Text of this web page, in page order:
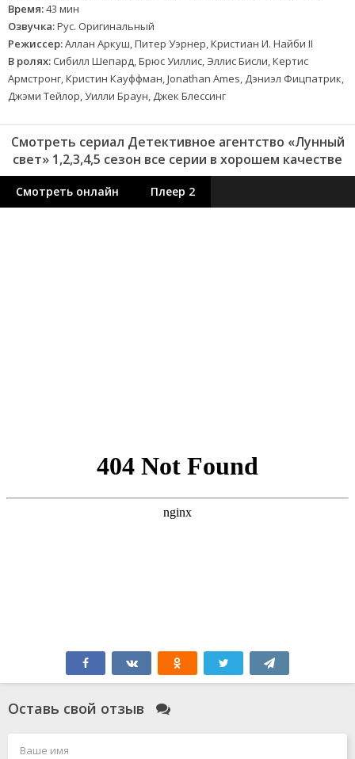
Время:43 мин
Озвучка:Рус. Оригинальный
Режиссер:Аллан Аркуш, Питер Уэрнер, Кристиан И. Найби II
В ролях: Сибилл Шепард, Брюс Уиллис, Эллис Бисли, Кертис
Армстронг, Кристин Кауффман, Jonathan Ames, Дэниэл Фицпатрик,
Джэми Тейлор, Уилли Браун, Джек Блессинг
Смотреть сериал Детективное агентство «Лунный
свет» 1,2,3,4,5 сезон все серии в хорошем качестве
Смотреть онлайн Плеер 2
Оставь свой отзыв